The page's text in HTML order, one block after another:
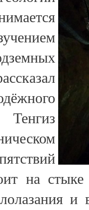
Тенгиз
на
и